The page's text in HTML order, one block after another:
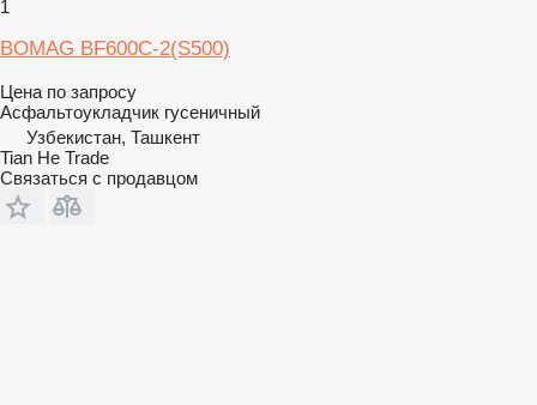
1
BOMAG BF600C-2(S500)
Цена по запросу
Асфальтоукладчик гусеничный
Узбекистан, Ташкент
Tian He Trade
Связаться с продавцом